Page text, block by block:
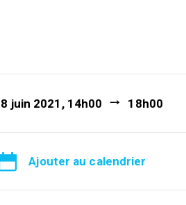
juin 2021, 14h00 18h00
Ajouter au calendrier